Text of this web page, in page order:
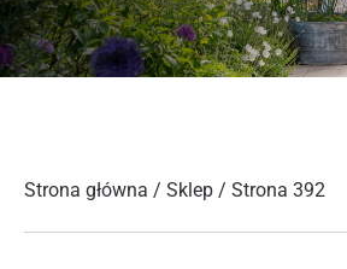
Strona główna / Sklep / Strona 392